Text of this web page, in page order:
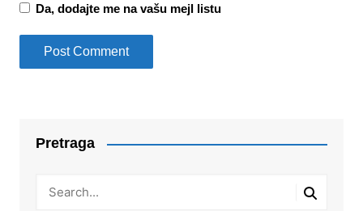
Da, dodajte me na vašu mejl listu
Pretraga